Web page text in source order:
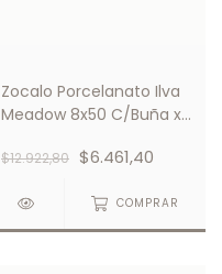
Zocalo Porcelanato Ilva
Meadow 8x50 C/Buña x
$12.922,80 $6.461,40
COMPRAR